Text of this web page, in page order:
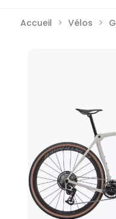
Accueil Vélos